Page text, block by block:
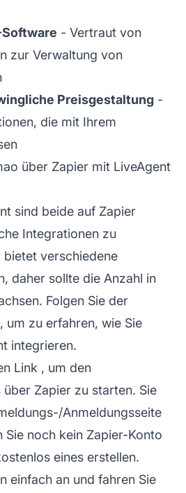
- Vertraut von
zur Verwaltung von
Preisgestaltung -
die mit Ihrem
über Zapier mit LiveAgent
sind beide auf Zapier
Integrationen zu
verschiedene
daher sollte die Anzahl in
Folgen Sie der
um zu erfahren, wie Sie
integrieren.
Link , um den
Zapier zu starten. Sie
Anmeldungsseite
Sie noch kein Zapier-Konto
eines erstellen.
einfach an und fahren Sie